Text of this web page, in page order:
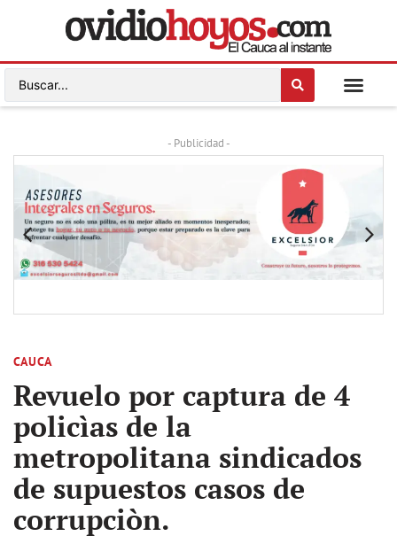
- Publicidad -
CAUCA
Revuelo por captura de 4
policìas de la
metropolitana sindicados
de supuestos casos de
corrupciòn.